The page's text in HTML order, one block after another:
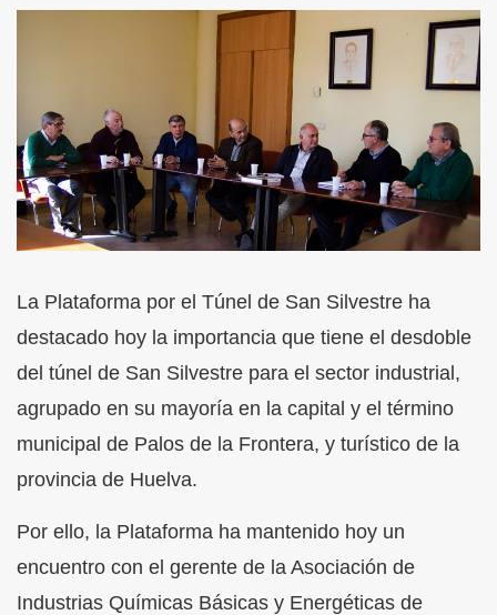
La Plataforma por el Túnel de San Silvestre ha
destacado hoy la importancia que tiene el desdoble
del túnel de San Silvestre para el sector industrial,
agrupado en su mayoría en la capital y el término
municipal de Palos de la Frontera, y turístico de la
provincia de Huelva.
Por ello, la Plataforma ha mantenido hoy un
encuentro con el gerente de la Asociación de
Industrias Químicas Básicas y Energéticas de